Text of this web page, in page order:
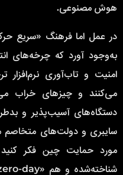
هوش مصنوعی.
در عمل اما فرهنگ «سریع
به‌وجود آورد که چرخه‌های
امنیت و تاب‌آوری
می‌کنند و چیزهای خراب
دستگاه‌های آسیب‌پذیر و
شناخته‌شده و هم «zero-day» را در نمونه‌های on-premises